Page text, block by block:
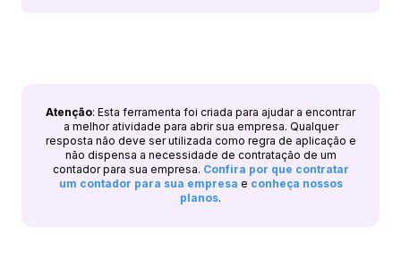
Atenção: Esta ferramenta foi criada para ajudar a encontrar
a melhor atividade para abrir sua empresa. Qualquer
resposta não deve ser utilizada como regra de aplicação e
não dispensa a necessidade de contratação de um
contador para sua empresa. Confira por que contratar
um contador para sua empresa e conheça nossos
planos.